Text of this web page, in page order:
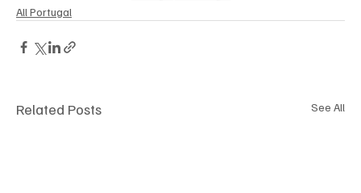
All Portugal
Related Posts See All